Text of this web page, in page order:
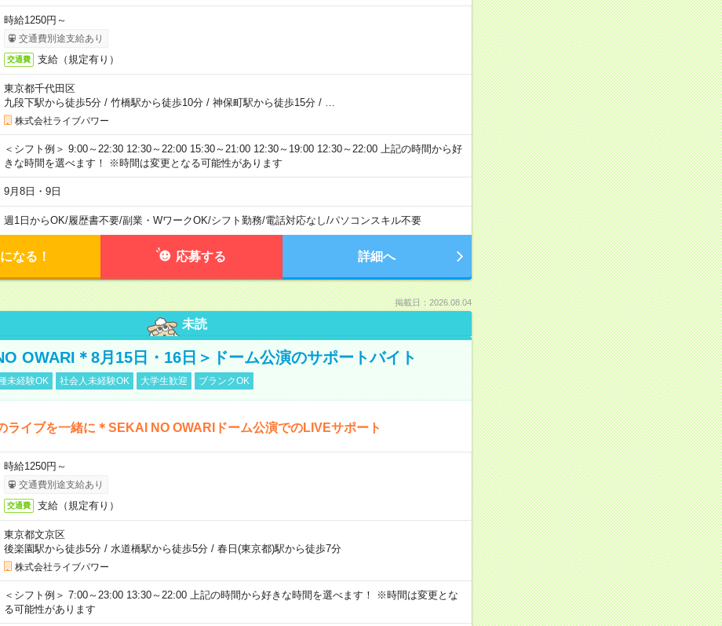
時給1250円～
交通費別途支給あり
交通費 支給（規定有り）
東京都千代田区
九段下駅から徒歩5分/ 竹橋駅から徒歩10分/ 神保町駅から徒歩15分/
株式会社ライブパワー
＜シフト例＞ 9:00～22:30 12:30～22:00 15:30～21:00 12:30～19:00 12:30～22:00 上記の時間から好
きな時間を選べます！ ※時間は変更となる可能性があります
9月8日・9日
週1日からOK/履歴書不要/副業・WワークOK/シフト勤務/電話対応なし/パソコンスキル不要
なる！ 応募する 詳細へ
掲載日：2026.08.04
未読
OWARI＊8月15日・16日＞ドーム公演のサポートバイト
未経験OK 社会人未経験OK 大学生歓迎 ブランクOK
ライブを一緒に＊SEKAI NO OWARIドーム公演でのLIVEサポート
時給1250円～
交通費別途支給あり
交通費 支給（規定有り）
東京都文京区
後楽園駅から徒歩5分/ 水道橋駅から徒歩5分/ 春日(東京都)駅から徒歩7分
株式会社ライブパワー
＜シフト例＞ 7:00～23:00 13:30～22:00 上記の時間から好きな時間を選べます！ ※時間は変更とな
る可能性があります